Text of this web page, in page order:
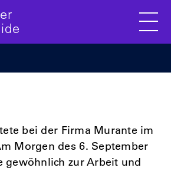
bei der Firma Murante im
Morgen des 6. September
gewöhnlich zur Arbeit und